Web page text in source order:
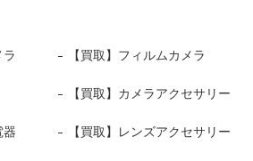
ラ 【買取】フィルムカメラ
【買取】カメラアクセサリー
器 【買取】レンズアクセサリー